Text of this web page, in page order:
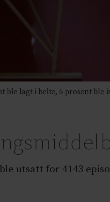
ble lagt i belte, 6 prosent
utsatt for 4143